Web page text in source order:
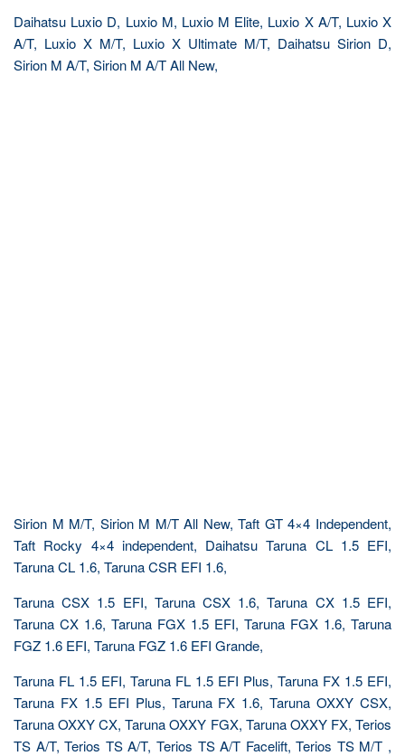
Daihatsu Luxio D, Luxio M, Luxio M Elite, Luxio X A/T, Luxio X
A/T, Luxio X M/T, Luxio X Ultimate M/T, Daihatsu Sirion D,
Sirion M A/T, Sirion M A/T All New,
Sirion M M/T, Sirion M M/T All New, Taft GT 4×4 Independent,
Taft Rocky 4×4 independent, Daihatsu Taruna CL 1.5 EFI,
Taruna CL 1.6, Taruna CSR EFI 1.6,
Taruna CSX 1.5 EFI, Taruna CSX 1.6, Taruna CX 1.5 EFI,
Taruna CX 1.6, Taruna FGX 1.5 EFI, Taruna FGX 1.6, Taruna
FGZ 1.6 EFI, Taruna FGZ 1.6 EFI Grande,
Taruna FL 1.5 EFI, Taruna FL 1.5 EFI Plus, Taruna FX 1.5 EFI,
Taruna FX 1.5 EFI Plus, Taruna FX 1.6, Taruna OXXY CSX,
Taruna OXXY CX, Taruna OXXY FGX, Taruna OXXY FX, Terios
TS A/T, Terios TS A/T, Terios TS A/T Facelift, Terios TS M/T ,